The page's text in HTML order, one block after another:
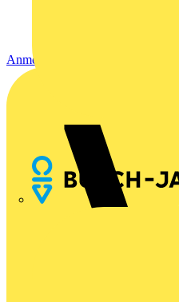
Anmelden